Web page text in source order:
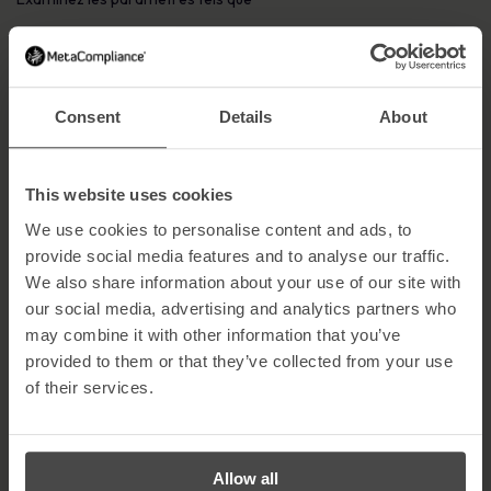
Consent Details About
This website uses cookies
We use cookies to personalise content and ads, to
provide social media features and to analyse our traffic.
We also share information about your use of our site with
our social media, advertising and analytics partners who
may combine it with other information that you’ve
provided to them or that they’ve collected from your use
of their services.
Allow all
Nombre de personnes ayant transmis des informations
sensibles.
Nombre de personnes ayant signalé des courriels
de clics et une augmentation du nombre de rapports. Le
une formation supplémentaire, tandis que ceux qui adoptent des
comportements solides en matière de sécurité devraient être
reconnus.
Intégrer les tests de phishing dans un programme
de sécurité plus large
Les tests de phishing sont plus efficaces dans le cadre d’un
programme plus large de sensibilisation à la cybersécurité
des affiches et des infographies pour renforcer les messages